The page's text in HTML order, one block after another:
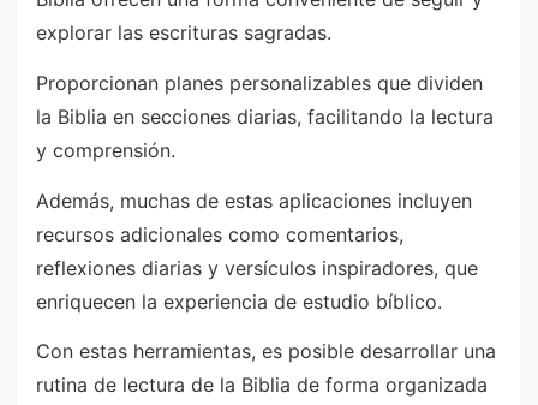
explorar las escrituras sagradas.
Proporcionan planes personalizables que dividen
la Biblia en secciones diarias, facilitando la lectura
y comprensión.
Además, muchas de estas aplicaciones incluyen
recursos adicionales como comentarios,
reflexiones diarias y versículos inspiradores, que
enriquecen la experiencia de estudio bíblico.
Con estas herramientas, es posible desarrollar una
rutina de lectura de la Biblia de forma organizada